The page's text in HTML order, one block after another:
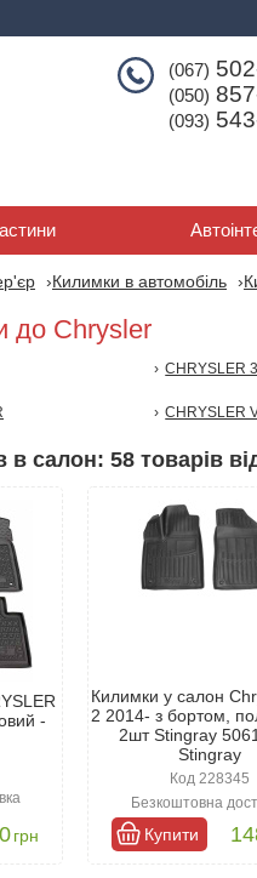
(067)
(050)
(093)
Килимки в автомобіль
до Chrysler
CHRYSLER
CHRYSLER
в салон: 58 товарів
-
грн
Килимки у салон
2 2014- з бортом,
2шт Stingray
Stingray
Код 228345
Безкоштовна
Купити